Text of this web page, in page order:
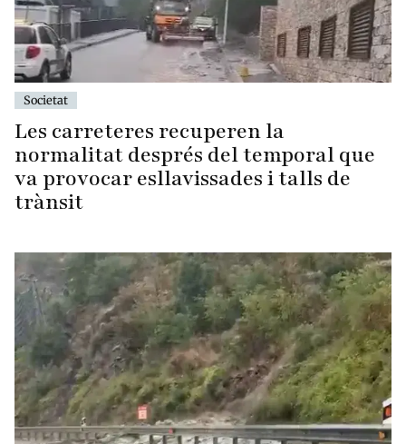
Societat
Les carreteres recuperen la
normalitat després del temporal que
va provocar esllavissades i talls de
trànsit